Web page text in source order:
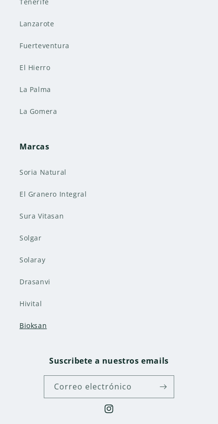
Tenerife
Lanzarote
Fuerteventura
El Hierro
La Palma
La Gomera
Marcas
Soria Natural
El Granero Integral
Sura Vitasan
Solgar
Solaray
Drasanvi
Hivital
Bioksan
Suscribete a nuestros emails
Correo electrónico
Instagram